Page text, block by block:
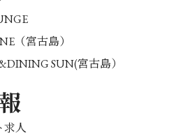
（宮古島）
SUN(宮古島）
求人